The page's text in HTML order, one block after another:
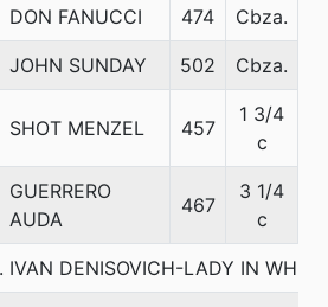
DON FANUCCI 474 Cbza.
JOHN SUNDAY 502 Cbza.
SHOT MENZEL 457
1 3/4
c
GUERRERO
AUDA
467
3 1/4
c
IVAN DENISOVICH-LADY IN